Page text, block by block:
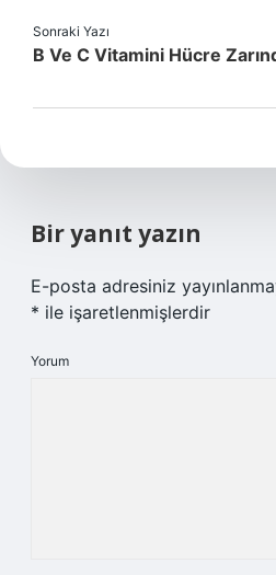
Sonraki Yazı
B Ve C Vitamini Hücre
Bir yanıt yazın
E-posta adresiniz
* ile işaretlenmişlerdir
Yorum